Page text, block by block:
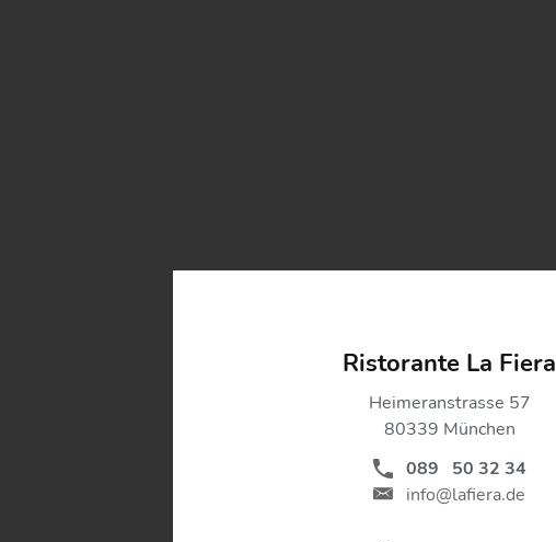
Ristorante La Fiera
Heimeranstrasse 57
80339 München
089 50 32 34
info@lafiera.de